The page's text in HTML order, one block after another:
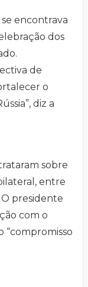
encontrava
dos
de
o
diz a
sobre
entre
O presidente
com o
“compromisso